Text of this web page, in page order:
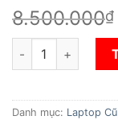
8.500.000₫
Latop Dell E5570
Danh mục: Laptop Cũ